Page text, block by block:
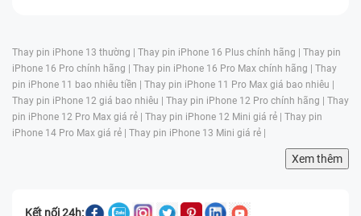
Thay pin iPhone 13 thường | Thay pin iPhone 16 Plus chính hãng | Thay pin
iPhone 16 Pro chính hãng | Thay pin iPhone 16 Pro Max chính hãng | Thay
pin iPhone 11 bao nhiêu tiền | Thay pin iPhone 11 Pro Max giá bao nhiêu |
Thay pin iPhone 12 giá bao nhiêu | Thay pin iPhone 12 Pro chính hãng | Thay
pin iPhone 12 Pro Max giá rẻ | Thay pin iPhone 12 Mini giá rẻ | Thay pin
iPhone 14 Pro Max giá rẻ | Thay pin iPhone 13 Mini giá rẻ |
Xem thêm
Kết nối 24h: